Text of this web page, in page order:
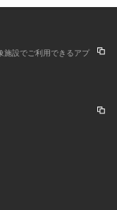
取り入れ、日本独自
メ】
施設でご利用できるアプ